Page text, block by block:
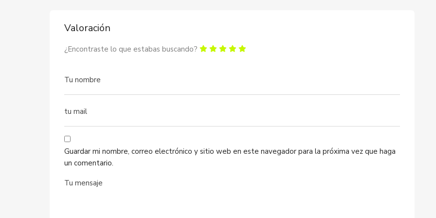
Valoración
¿Encontraste lo que estabas buscando?
Guardar mi nombre, correo electrónico y sitio web en este navegador para la próxima vez que haga
un comentario.